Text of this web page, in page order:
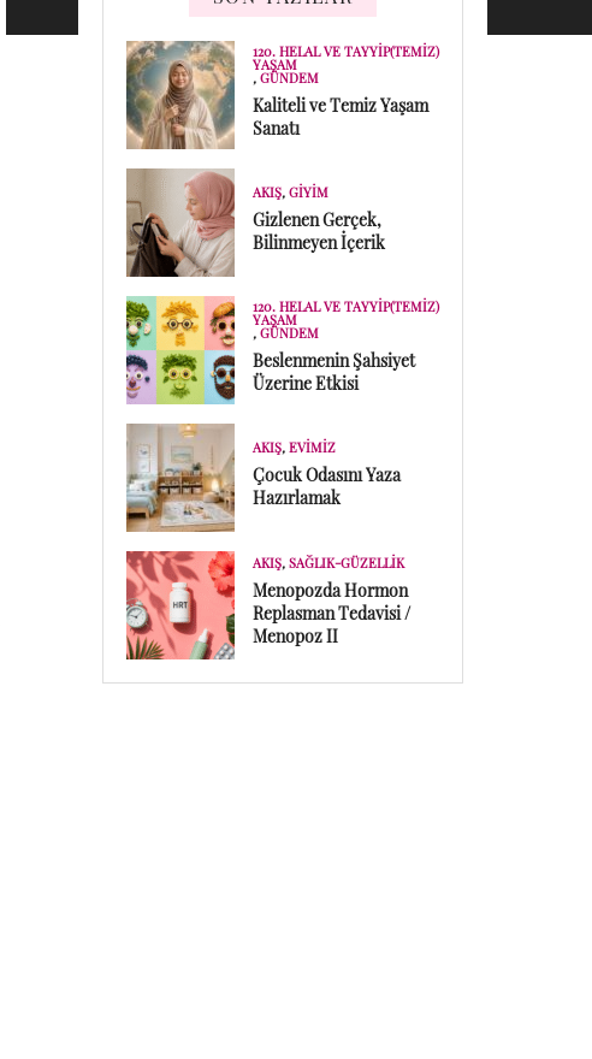
120. HELAL VE TAYYIP(TEMIZ)
YAŞAM
, GÜNDEM
Kaliteli ve Temiz Yaşam
Sanatı
AKIŞ, GIYIM
Gizlenen Gerçek,
Bilinmeyen İçerik
120. HELAL VE TAYYIP(TEMIZ)
YAŞAM
, GÜNDEM
Beslenmenin Şahsiyet
Üzerine Etkisi
AKIŞ, EVIMIZ
Çocuk Odasını Yaza
Hazırlamak
AKIŞ, SAĞLIK-GÜZELLIK
Menopozda Hormon
Replasman Tedavisi /
Menopoz II